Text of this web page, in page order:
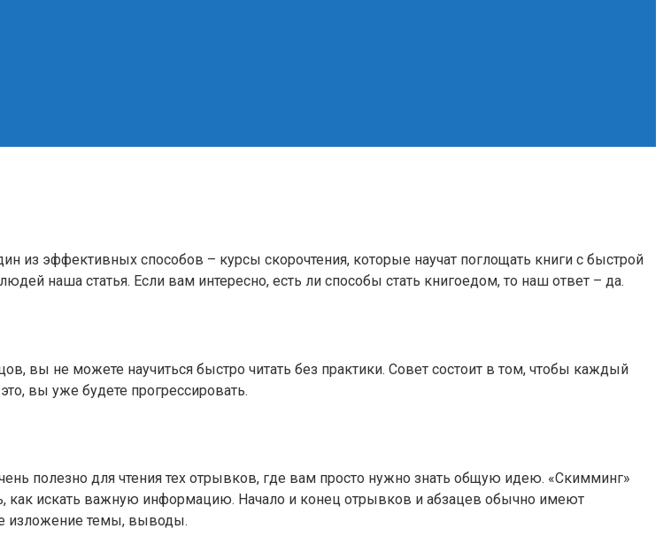
из эффективных способов – курсы скорочтения, которые научат поглощать книги с быстрой
наша статья. Если вам интересно, есть ли способы стать книгоедом, то наш ответ – да.
вы не можете научиться быстро читать без практики. Совет состоит в том, чтобы каждый
вы уже будете прогрессировать.
полезно для чтения тех отрывков, где вам просто нужно знать общую идею. «Скимминг»
как искать важную информацию. Начало и конец отрывков и абзацев обычно имеют
изложение темы, выводы.